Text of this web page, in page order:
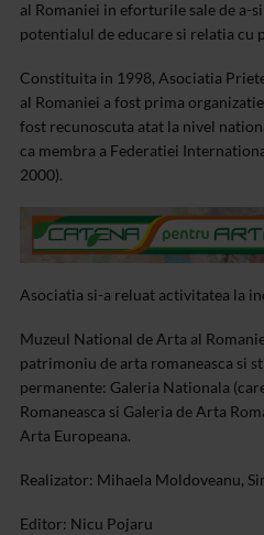
al Romaniei in eforturile sale de a-
potentialul de educare si relatia cu
Constituita in 1998, Asociatia
al Romaniei a fost prima
fost recunoscuta atat la nivel
ca membra a Federatiei
2000).
Asociatia si-a reluat activitatea la
Muzeul National de Arta al
patrimoniu de arta romaneasca si
permanente: Galeria Nationala
Romaneasca si Galeria de Arta
Arta Europeana.
Realizator: Mihaela Moldoveanu,
Editor: Nicu Pojaru